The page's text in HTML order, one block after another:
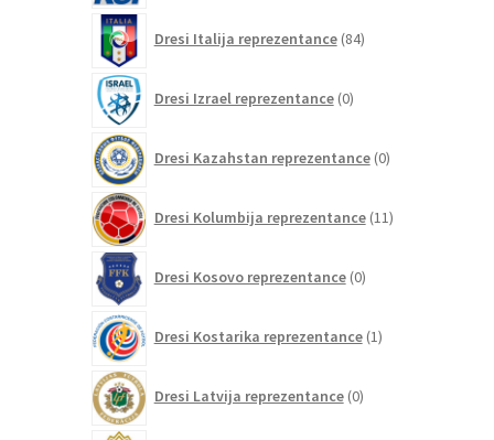
Dresi Italija reprezentance 84izdelkov
Dresi Izrael reprezentance 0izdelkov
Dresi Kazahstan reprezentance 0izdelkov
Dresi Kolumbija reprezentance 11izdelkov
Dresi Kosovo reprezentance 0izdelkov
Dresi Kostarika reprezentance 1izdelek
Dresi Latvija reprezentance 0izdelkov